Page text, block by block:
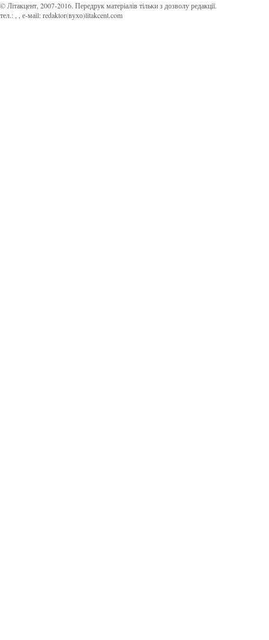
© Літакцент, 2007-2016. Передрук матеріалів тільки з дозволу редакції.
тел.:
, е-маіl:redaktor(вухо)litakcent.com